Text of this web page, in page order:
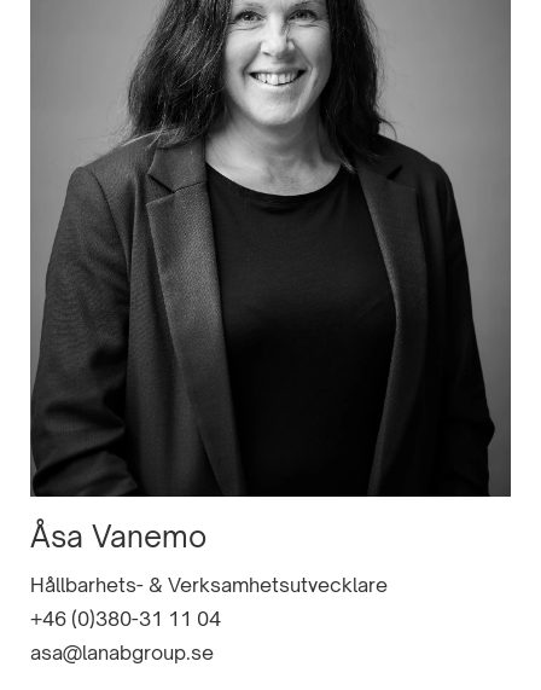
Åsa Vanemo
Hållbarhets- & Verksamhetsutvecklare
+46 (0)380-31 11 04
asa@lanabgroup.se